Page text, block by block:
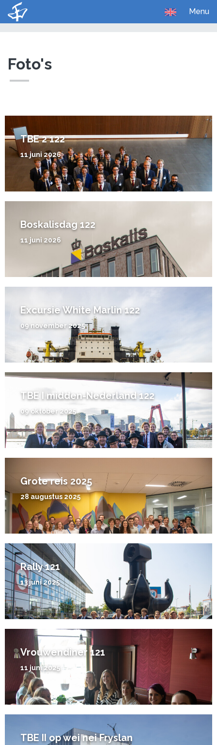
Menu
U bent hier:
Foto's
TBE 2 122
11 juni 2026
Boskalisdag 122
11 juni 2026
Excursie White Marlin 122
09 november 2025
TBE I midden-Nederland 122
09 oktober 2025
Grote reis 2025
28 augustus 2025
Rally 121
13 juni 2025
Vrouwendiner 121
11 juni 2025
TBE II op wei nei Fryslan